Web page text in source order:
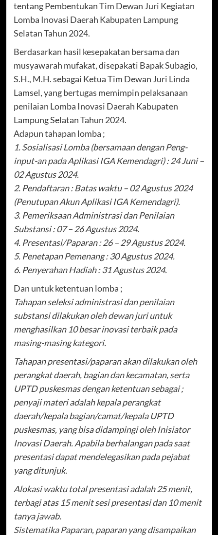
tentang Pembentukan Tim Dewan Juri Kegiatan
Lomba Inovasi Daerah Kabupaten Lampung
Selatan Tahun 2024.
Berdasarkan hasil kesepakatan bersama dan
musyawarah mufakat, disepakati Bapak Subagio,
S.H., M.H. sebagai Ketua Tim Dewan Juri Linda
Lamsel, yang bertugas memimpin pelaksanaan
penilaian Lomba Inovasi Daerah Kabupaten
Lampung Selatan Tahun 2024.
Adapun tahapan lomba ;
1. Sosialisasi Lomba (bersamaan dengan Peng-
input-an pada Aplikasi IGA Kemendagri) : 24 Juni –
02 Agustus 2024.
2. Pendaftaran : Batas waktu – 02 Agustus 2024
(Penutupan Akun Aplikasi IGA Kemendagri).
3. Pemeriksaan Administrasi dan Penilaian
Substansi : 07 – 26 Agustus 2024.
4. Presentasi/Paparan : 26 – 29 Agustus 2024.
5. Penetapan Pemenang : 30 Agustus 2024.
6. Penyerahan Hadiah : 31 Agustus 2024.
Dan untuk ketentuan lomba ;
Tahapan seleksi administrasi dan penilaian
substansi dilakukan oleh dewan juri untuk
menghasilkan 10 besar inovasi terbaik pada
masing-masing kategori.
Tahapan presentasi/paparan akan dilakukan oleh
perangkat daerah, bagian dan kecamatan, serta
UPTD puskesmas dengan ketentuan sebagai ;
penyaji materi adalah kepala perangkat
daerah/kepala bagian/camat/kepala UPTD
puskesmas, yang bisa didampingi oleh Inisiator
Inovasi Daerah. Apabila berhalangan pada saat
presentasi dapat mendelegasikan pada pejabat
yang ditunjuk.
Alokasi waktu total presentasi adalah 25 menit,
terbagi atas 15 menit sesi presentasi dan 10 menit
tanya jawab.
Sistematika Paparan, paparan yang disampaikan